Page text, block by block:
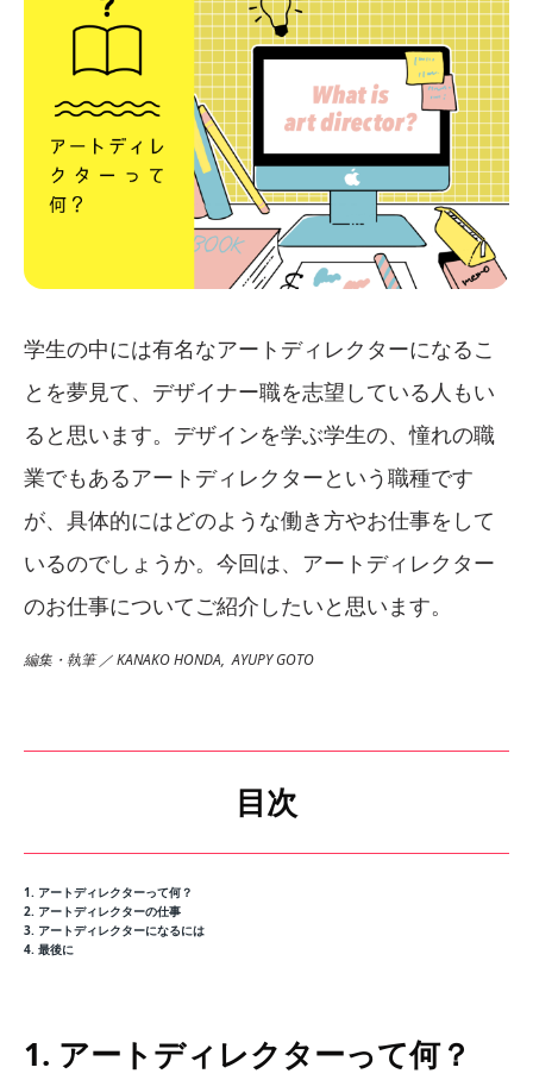
学生の中には有名なアートディレクターになるこ
とを夢見て、デザイナー職を志望している人もい
ると思います。デザインを学ぶ学生の、憧れの職
業でもあるアートディレクターという職種です
が、具体的にはどのような働き方やお仕事をして
いるのでしょうか。今回は、アートディレクター
のお仕事についてご紹介したいと思います。
編集・執筆 ／ KANAKO HONDA, AYUPY GOTO
目次
1. アートディレクターって何？
2. アートディレクターの仕事
3. アートディレクターになるには
4. 最後に
1. アートディレクターって何？